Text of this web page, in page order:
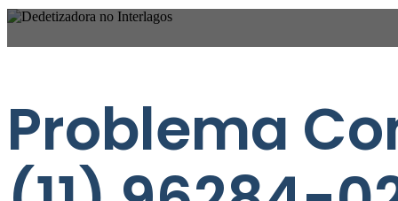
Problema